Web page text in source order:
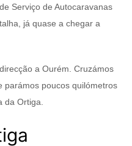
Serviço de Autocaravanas
já quase a chegar a
a Ourém. Cruzámos
parámos poucos quilómetros
da Ortiga.